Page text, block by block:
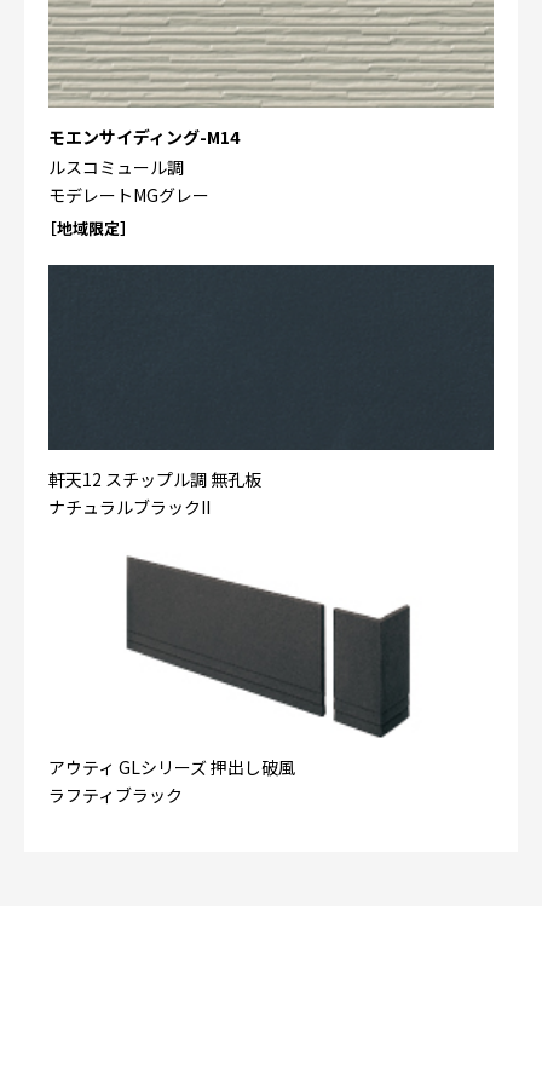
モエンサイディング-M14
ルスコミュール調
モデレートMGグレー
［地域限定］
軒天12 スチップル調 無孔板
ナチュラルブラックII
アウティ GLシリーズ 押出し破風
ラフティブラック